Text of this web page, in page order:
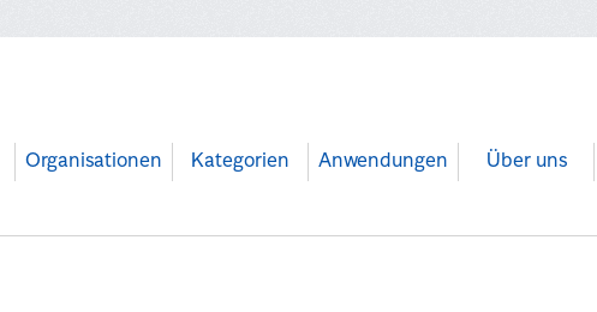
Organisationen Kategorien Anwendungen Über uns